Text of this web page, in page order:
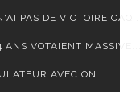
PAS DE VICTOIRE
VOTAIENT
AVEC ON